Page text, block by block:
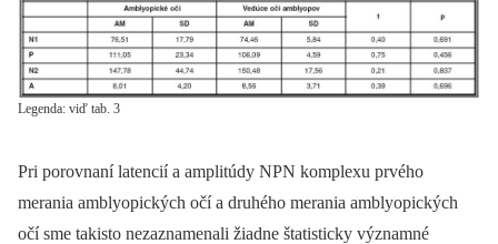
Legenda: viď tab. 3
Pri porovnaní latencií a amplitúdy NPN komplexu prvého
merania amblyopických očí a druhého merania amblyopických
očí sme takisto nezaznamenali žiadne štatisticky významné